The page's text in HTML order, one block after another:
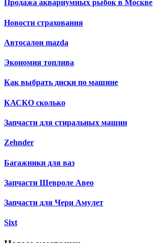
Продажа аквариумных рыбок в Москве
Новости страхования
Автосалон mazda
Экономия топлива
Как выбрать диски по машине
КАСКО сколько
Запчасти для стиральных машин
Zehnder
Багажники для ваз
Запчасти Шевроле Авео
Запчасти для Чери Амулет
Sixt